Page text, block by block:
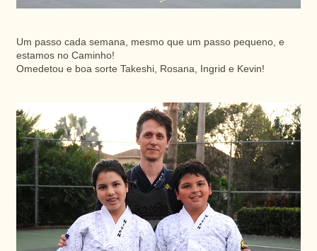
Um passo cada semana, mesmo que um passo pequeno, e
estamos no Caminho!
Omedetou e boa sorte Takeshi, Rosana, Ingrid e Kevin!